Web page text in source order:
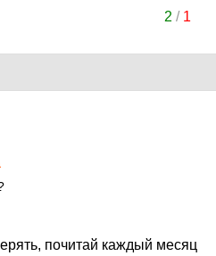
2 / 1
почитай каждый месяц